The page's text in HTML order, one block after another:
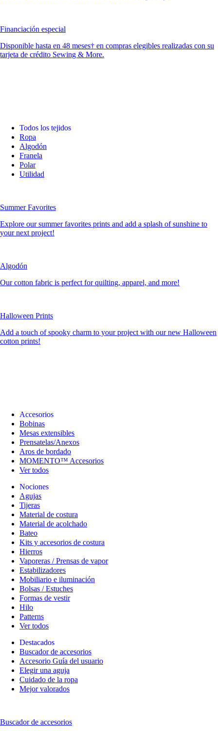
Financiación especial
Disponible hasta en 48 meses† en compras elegibles realizadas con su
tarjeta de crédito Sewing & More.
Todos los tejidos
Ropa
Algodón
Franela
Polar
Utilidad
Summer Favorites
Explore our summer favorites prints and add a splash of sunshine to
your next project!
Algodón
Our cotton fabric is perfect for quilting, apparel, and more!
Halloween Prints
Add a touch of spooky charm to your project with our new Halloween
cotton prints!
Accesorios
Bobinas
Mesas extensibles
Prensatelas/Anexos
Aros de bordado
MOMENTO™ Accesorios
Ver todos
Nociones
Agujas
Tijeras
Material de costura
Material de acolchado
Bateo
Kits y accesorios de costura
Hierros
Vaporeras / Prensas de vapor
Estabilizadores
Mobiliario e iluminación
Bolsas / Estuches
Formas de vestir
Hilo
Patterns
Ver todos
Destacados
Buscador de accesorios
Accesorio Guía del usuario
Elegir una aguja
Cuidado de la ropa
Mejor valorados
Buscador de accesorios